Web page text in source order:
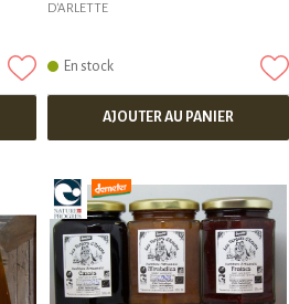
D'ARLETTE
En stock
AJOUTER AU PANIER